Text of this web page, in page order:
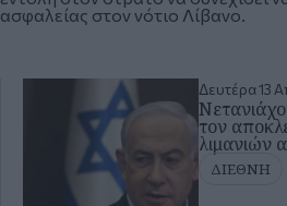
ασφαλείας στον νότιο Λίβανο.
Δευτέρα 13
τον
λιμανιών
ΔΙΕΘΝΗ